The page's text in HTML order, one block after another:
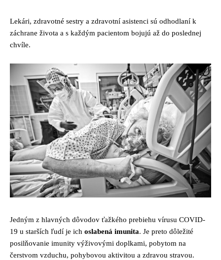
Lekári, zdravotné sestry a zdravotní asistenci sú odhodlaní k
záchrane života a s každým pacientom bojujú až do poslednej
chvíle.
Jedným z hlavných dôvodov ťažkého prebiehu vírusu COVID-
19 u starších ľudí je ich oslabená imunita. Je preto dôležité
posilňovanie imunity výživovými doplkami, pobytom na
čerstvom vzduchu, pohybovou aktivitou a zdravou stravou.